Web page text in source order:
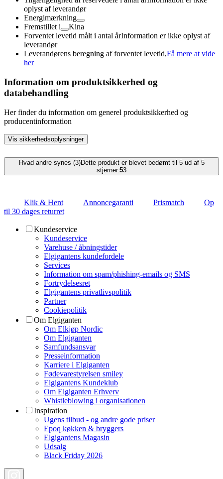
oplyst af leverandør
Energimærkning
Fremstillet i
Kina
Forventet levetid målt i antal årInformation er ikke oplyst af
leverandør
Leverandørens beregning af forventet levetid,Få mere at vide
her
Information om produktsikkerhed og
databehandling
Her finder du information om generel produktsikkerhed og
producentinformation
Vis sikkerhedsoplysninger
Hvad andre synes (3)Dette produkt er blevet bedømt til 5 ud af 5
stjerner.53
Klik & Hent Annoncegaranti Prismatch
Op
til 30 dages returret
Kundeservice
Kundeservice
Varehuse / åbningstider
Elgigantens kundefordele
Services
Information om spam/phishing-emails og SMS
Fortrydelsesret
Elgigantens privatlivspolitik
Partner
Cookiepolitik
Om Elgiganten
Om Elkjøp Nordic
Om Elgiganten
Samfundsansvar
Presseinformation
Karriere i Elgiganten
Fødevarestyrelsen smiley
Elgigantens Kundeklub
Om Elgiganten Erhverv
Whistleblowing i organisationen
Inspiration
Ugens tilbud - og andre gode priser
Epoq køkken & bryggers
Elgigantens Magasin
Udsalg
Black Friday 2026